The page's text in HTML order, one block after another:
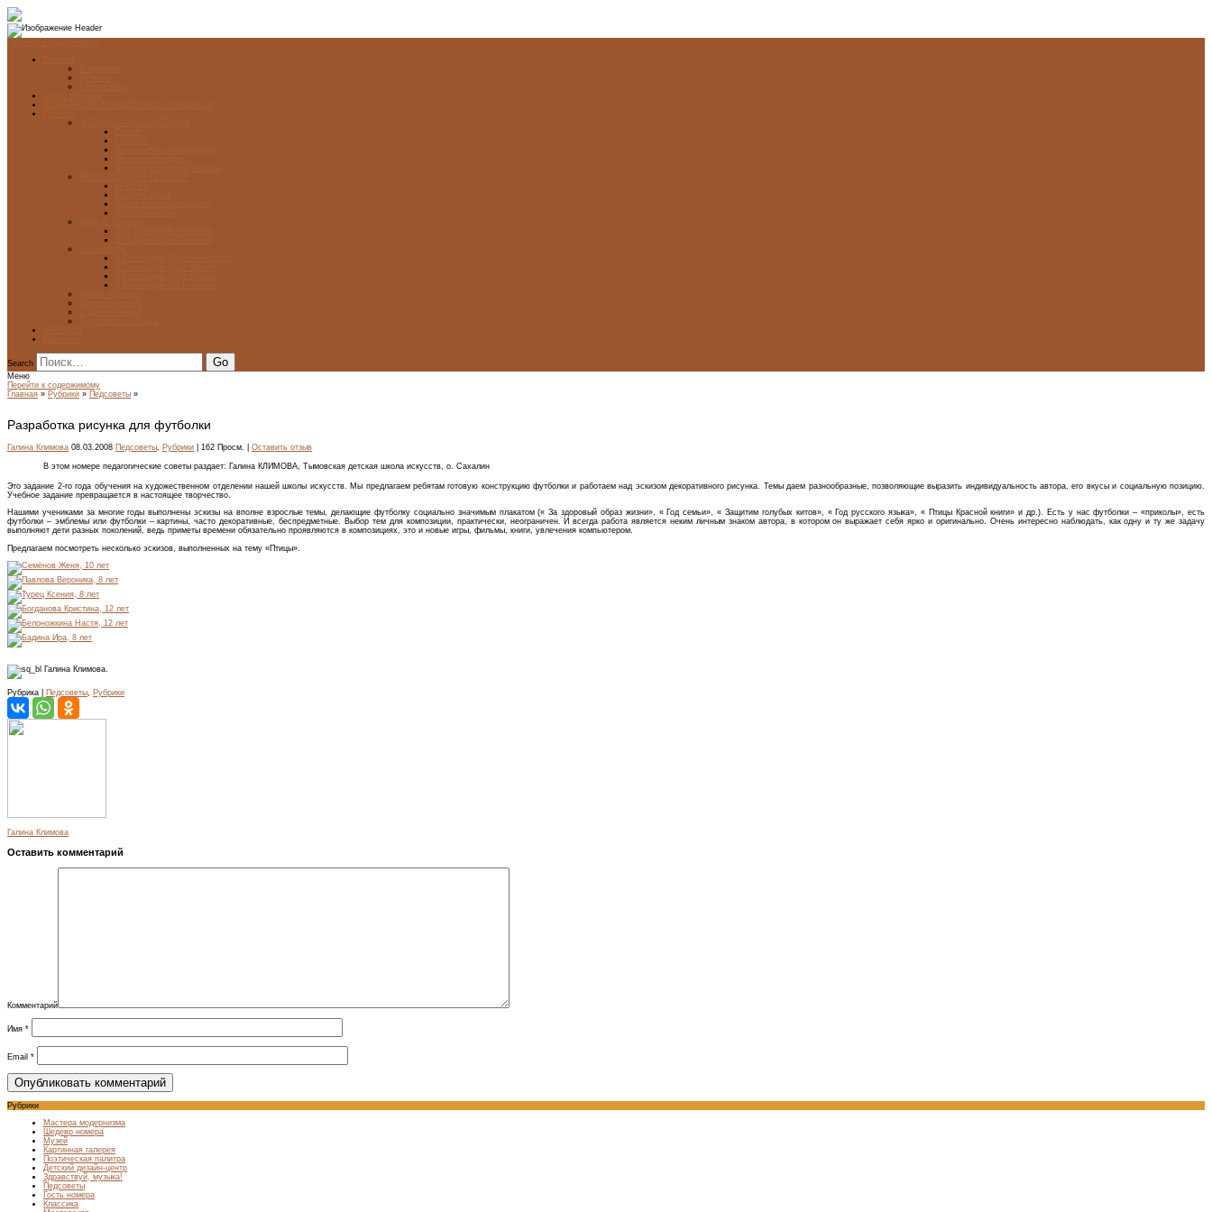
Search
Меню
Перейти к содержимому
Главная » Рубрики » Педсоветы »
Разработка рисунка для футболки
Галина Климова 08.03.2008 Педсоветы, Рубрики | 162 Просм. | Оставить отзыв
В этом номере педагогические советы раздает: Галина КЛИМОВА, Тымовская детская школа искусств, о. Сахалин
Это задание 2-го года обучения на художественном отделении нашей школы искусств. Мы предлагаем ребятам готовую конструкцию футболки и работаем над эскизом декоративного рисунка. Темы даем разнообразные, позволяющие выразить индивидуальность автора, его вкусы и социальную позицию.
Учебное задание превращается в настоящее творчество.
Нашими учениками за многие годы выполнены эскизы на вполне взрослые темы, делающие футболку социально значимым плакатом (« За здоровый образ жизни», « Год семьи», « Защитим голубых китов», « Год русского языка», « Птицы Красной книги» и др.). Есть у нас футболки – «приколы», есть
футболки – эмблемы или футболки – картины, часто декоративные, беспредметные. Выбор тем для композиции, практически, неограничен. И всегда работа является неким личным знаком автора, в котором он выражает себя ярко и оригинально. Очень интересно наблюдать, как одну и ту же задачу
выполняют дети разных поколений, ведь приметы времени обязательно проявляются в композициях, это и новые игры, фильмы, книги, увлечения компьютером.
Предлагаем посмотреть несколько эскизов, выполненных на тему «Птицы».
Галина Климова.
Рубрика | Педсоветы Рубрики
Галина Климова
Оставить комментарий
Комментарий
Имя *
Email *
Рубрики
Мастера модернизма
Шедевр номера
Музей
Картинная галерея
Поэтическая палитра
Детский дизайн-центр
Здравствуй, музыка!
Педсоветы
Гость номера
Классика